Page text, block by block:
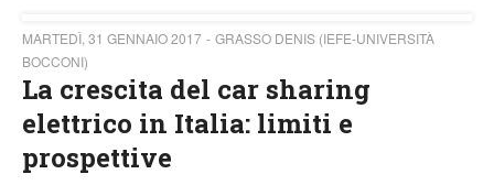
MARTEDÌ, 31 GENNAIO 2017
GRASSO DENIS (IEFE-UNIVERSITÀ
BOCCONI)
La crescita del car sharing
elettrico in Italia: limiti e
prospettive